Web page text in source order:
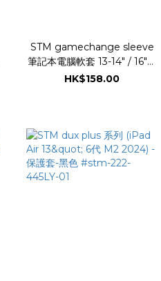
STM gamechange sleeve
筆記本電腦軟套 13-14" / 16"吋
適合 - 黑色
HK$158.00